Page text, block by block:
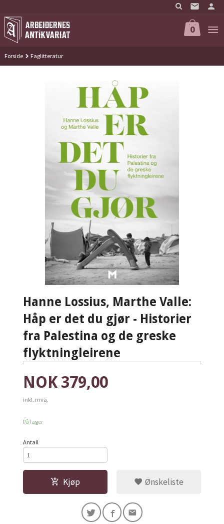
til
innholdet
0
Forside Faglitteratur
Hanne Lossius, Marthe Valle:
Håp er det du gjør - Historier
fra Palestina og de greske
flyktningleirene
Pris
NOK 379,00
inkl. mva.
På lager
Antall
Kjøp Ønskeliste